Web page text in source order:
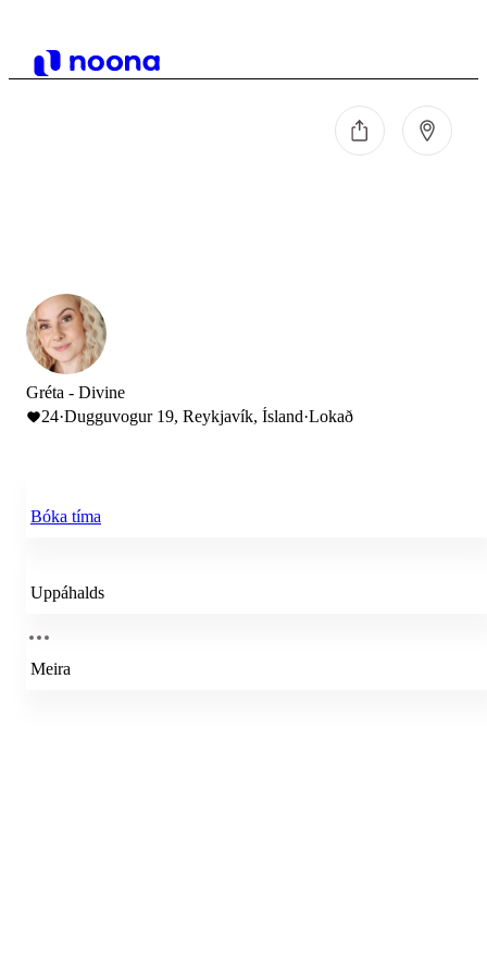
Gréta - Divine
24·Dugguvogur 19, Reykjavík, Ísland·Lokað
Bóka tíma
Uppáhalds
Meira